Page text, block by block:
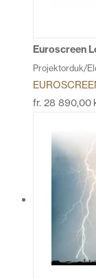
Euroscreen
Projektorduk/
fr. 28 890,00